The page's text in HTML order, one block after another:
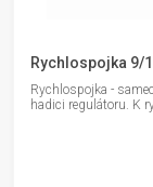
Rychlospojka 9/
Rychlospojka -
hadici regulátoru. K